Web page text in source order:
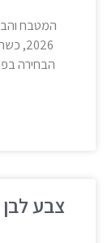
המטבח
הבחירה
צבע